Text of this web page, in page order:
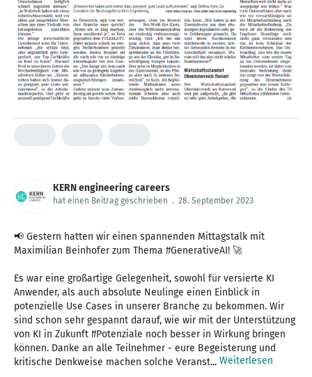
KERN engineering careers
hat einen Beitrag geschrieben . 28. September 2023
📢 Gestern hatten wir einen spannenden Mittagstalk mit
Maximilian Beinhofer zum Thema #GenerativeAI! 🚀
Es war eine großartige Gelegenheit, sowohl für versierte KI
Anwender, als auch absolute Neulinge einen Einblick in
potenzielle Use Cases in unserer Branche zu bekommen. Wir
sind schon sehr gespannt darauf, wie wir mit der Unterstützung
von KI in Zukunft #Potenziale noch besser in Wirkung bringen
können. Danke an alle Teilnehmer - eure Begeisterung und
kritische Denkweise machen solche Veranst... Weiterlesen